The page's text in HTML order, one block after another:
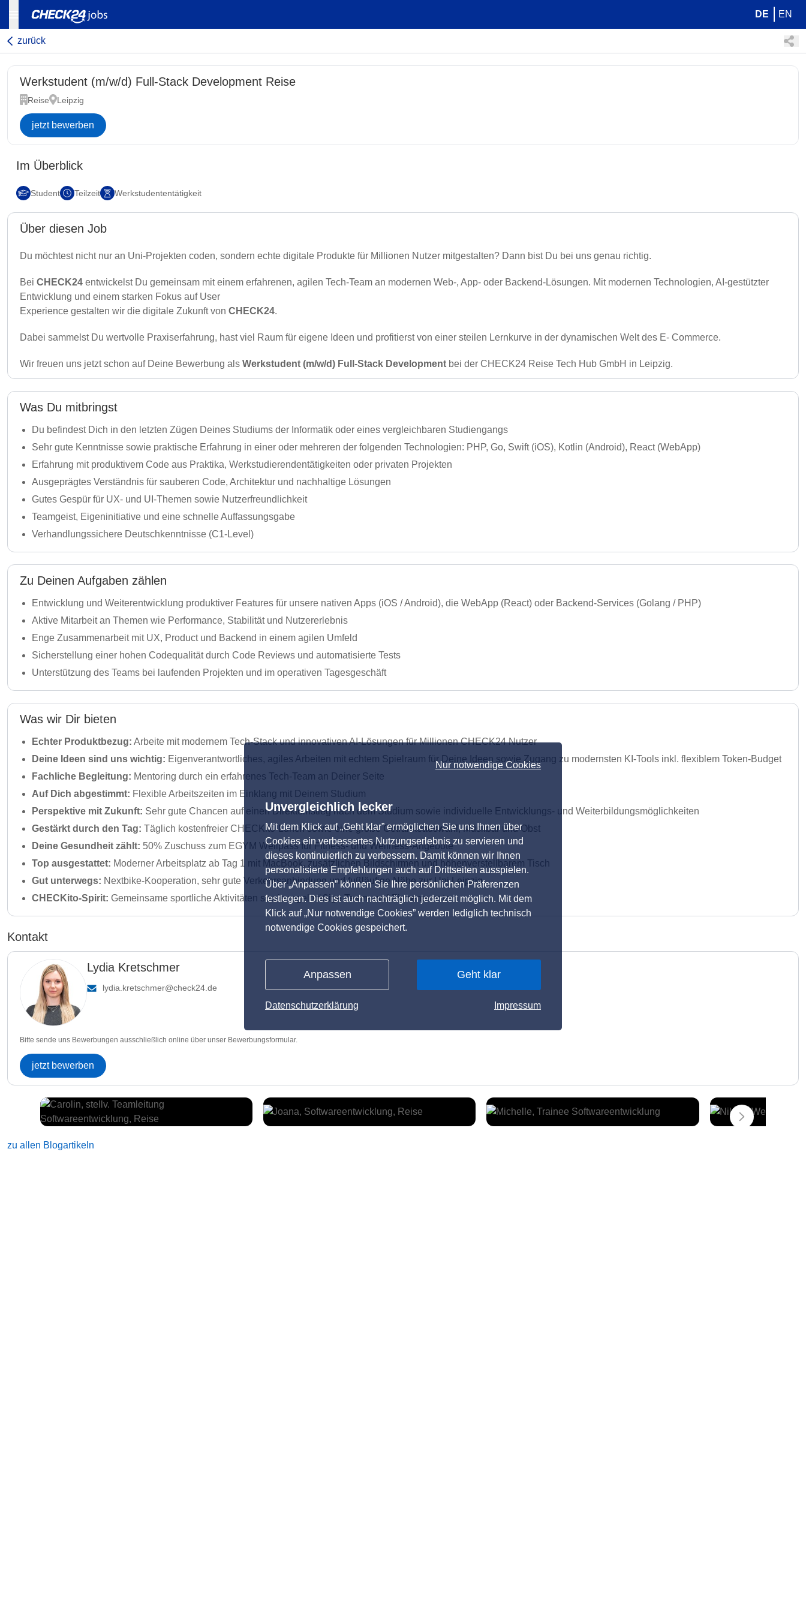
Nur notwendige Cookies
Unvergleichlich lecker
Mit dem Klick auf „Geht klar” ermöglichen Sie uns Ihnen über
Cookies ein verbessertes Nutzungserlebnis zu servieren und
dieses kontinuierlich zu verbessern. Damit können wir Ihnen
personalisierte Empfehlungen auch auf Drittseiten ausspielen.
Über „Anpassen” können Sie Ihre persönlichen Präferenzen
festlegen. Dies ist auch nachträglich jederzeit möglich. Mit dem
Klick auf „Nur notwendige Cookies” werden lediglich technisch
notwendige Cookies gespeichert.
Anpassen Geht klar
Datenschutzerklärung Impressum
DE EN
zurück
Werkstudent (m/w/d) Full-Stack Development Reise
Reise Leipzig
jetzt bewerben
Im Überblick
Student Teilzeit Werkstudententätigkeit
Über diesen Job
Du möchtest nicht nur an Uni-Projekten coden, sondern echte digitale Produkte für Millionen Nutzer mitgestalten? Dann bist Du bei uns genau richtig.
Bei CHECK24 entwickelst Du gemeinsam mit einem erfahrenen, agilen Tech-Team an modernen Web-, App- oder Backend-Lösungen. Mit modernen Technologien, AI-gestützter
Entwicklung und einem starken Fokus auf User
Experience gestalten wir die digitale Zukunft von CHECK24.
Dabei sammelst Du wertvolle Praxiserfahrung, hast viel Raum für eigene Ideen und profitierst von einer steilen Lernkurve in der dynamischen Welt des E- Commerce.
Wir freuen uns jetzt schon auf Deine Bewerbung als Werkstudent (m/w/d) Full-Stack Development bei der CHECK24 Reise Tech Hub GmbH in Leipzig.
Was Du mitbringst
Du befindest Dich in den letzten Zügen Deines Studiums der Informatik oder eines vergleichbaren Studiengangs
Sehr gute Kenntnisse sowie praktische Erfahrung in einer oder mehreren der folgenden Technologien: PHP, Go, Swift (iOS), Kotlin (Android), React (WebApp)
Erfahrung mit produktivem Code aus Praktika, Werkstudierendentätigkeiten oder privaten Projekten
Ausgeprägtes Verständnis für sauberen Code, Architektur und nachhaltige Lösungen
Gutes Gespür für UX- und UI-Themen sowie Nutzerfreundlichkeit
Teamgeist, Eigeninitiative und eine schnelle Auffassungsgabe
Verhandlungssichere Deutschkenntnisse (C1-Level)
Zu Deinen Aufgaben zählen
Entwicklung und Weiterentwicklung produktiver Features für unsere nativen Apps (iOS / Android), die WebApp (React) oder Backend-Services (Golang / PHP)
Aktive Mitarbeit an Themen wie Performance, Stabilität und Nutzererlebnis
Enge Zusammenarbeit mit UX, Product und Backend in einem agilen Umfeld
Sicherstellung einer hohen Codequalität durch Code Reviews und automatisierte Tests
Unterstützung des Teams bei laufenden Projekten und im operativen Tagesgeschäft
Was wir Dir bieten
Echter Produktbezug: Arbeite mit modernem Tech-Stack und innovativen AI-Lösungen für Millionen CHECK24 Nutzer
Deine Ideen sind uns wichtig: Eigenverantwortliches, agiles Arbeiten mit echtem Spielraum für Deine Ideen sowie Zugang zu modernsten KI-Tools inkl. flexiblem Token-Budget
Fachliche Begleitung: Mentoring durch ein erfahrenes Tech-Team an Deiner Seite
Auf Dich abgestimmt: Flexible Arbeitszeiten im Einklang mit Deinem Studium
Perspektive mit Zukunft: Sehr gute Chancen auf einen Direkteinstieg nach dem Studium sowie individuelle Entwicklungs- und Weiterbildungsmöglichkeiten
Gestärkt durch den Tag: Täglich kostenfreier CHECKito-Lunch sowie eine große Getränkeauswahl, Müslibar und Obst
Deine Gesundheit zählt: 50% Zuschuss zum EGYM Wellpass für Fitness- und Wellness-Angebote
Top ausgestattet: Moderner Arbeitsplatz ab Tag 1 mit MacBook, zusätzlichen Bildschirmen und höhenverstellbarem Tisch
Gut unterwegs: Nextbike-Kooperation, sehr gute Verkehrsanbindung und fußläufige Nähe zur Uni Leipzig
CHECKito-Spirit: Gemeinsame sportliche Aktivitäten sowie regelmäßige Team- und Firmenevents
Kontakt
Lydia Kretschmer
lydia.kretschmer@check24.de
Bitte sende uns Bewerbungen ausschließlich online über unser Bewerbungsformular.
jetzt bewerben
zu allen Blogartikeln